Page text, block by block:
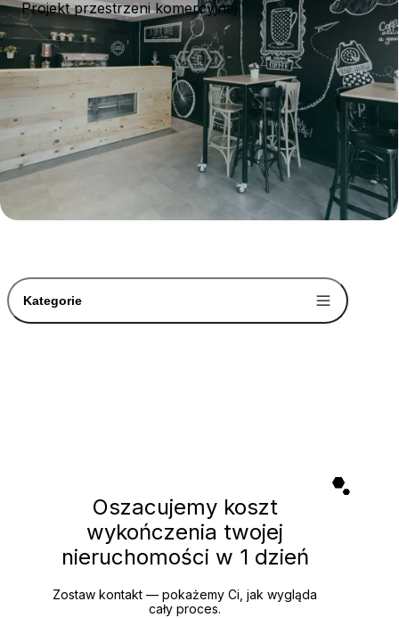
Projekt przestrzeni komercyjnej
Kategorie
Oszacujemy koszt
wykończenia twojej
nieruchomości w 1 dzień
Zostaw kontakt — pokażemy Ci, jak wygląda
cały proces.